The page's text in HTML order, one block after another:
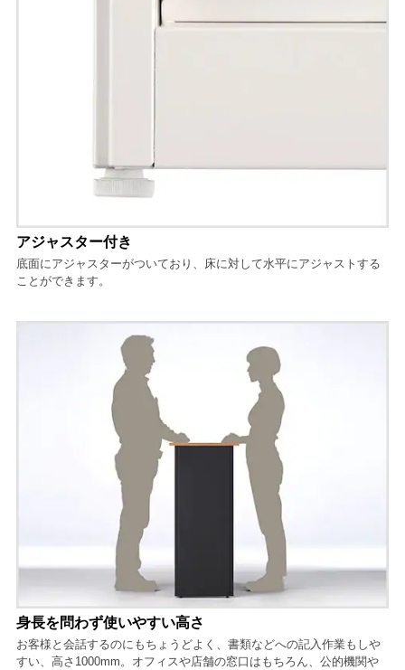
アジャスター付き
底面にアジャスターがついており、床に対して水平にアジャストする
ことができます。
身長を問わず使いやすい高さ
お客様と会話するのにもちょうどよく、書類などへの記入作業もしや
すい、高さ1000mm。オフィスや店舗の窓口はもちろん、公的機関や